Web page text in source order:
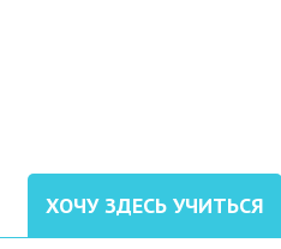
ХОЧУ ЗДЕСЬ УЧИТЬСЯ